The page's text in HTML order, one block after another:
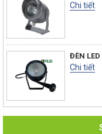
Chi tiết
ĐÈN
Chi tiết